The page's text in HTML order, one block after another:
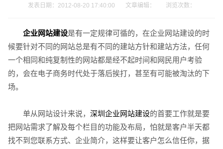
发表日期：2012-08-20 17:40:00 文章编辑： 浏览次数：
企业网站建设是有一定规律可循的，在企业网站建设的时
候要针对不同的网站总是有不同的建站方针和建站方法，任何
一个相同和纯复制性的网站都是经不起时间和网民用户考验
的，会在电子商务时代处于落后挨打，甚至有可能被淘汰的下
场。
单从网站设计来说， 深圳企业网站建设的首要工作就是要
把网站需求了解及每个栏目的功能及布局，怕就是客户半天都
找不到您联系方式、企业简介，这样要让客户怎么信任你，据